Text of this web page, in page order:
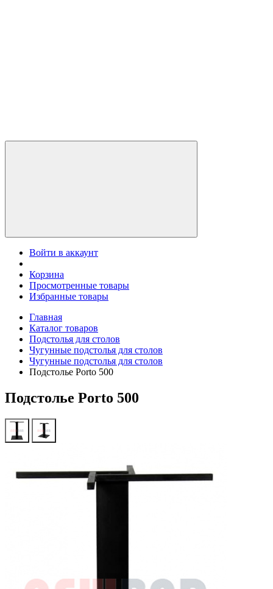
Войти в аккаунт
Корзина
Просмотренные товары
Избранные товары
Главная
Каталог товаров
Подстолья для столов
Чугунные подстолья для столов
Чугунные подстолья для столов
Подстолье Porto 500
Подстолье Porto 500